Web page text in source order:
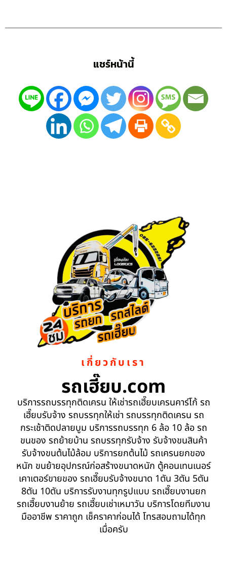
แชร์หน้านี้
เกี่ยวกับเรา
รถเฮี๊ยบ.com
บริการรถบรรทุกติดเครน ให้เช่ารถเฮี๊ยบเครนคาร์โก้ รถ
เฮี๊ยบรับจ้าง รถบรรทุกให้เช่า รถบรรทุกติดเครน รถ
กระเช้าติดปลายบูม บริการรถบรรทุก 6 ล้อ 10 ล้อ รถ
ขนของ รถย้ายบ้าน รถบรรทุกรับจ้าง รับจ้างขนสินค้า
รับจ้างขนต้นไม้ล้อม บริการยกต้นไม้ รถเครนยกของ
หนัก ขนย้ายอุปกรณ์ก่อสร้างขนาดหนัก ตู้คอนเทนเนอร์
เคาเตอร์ขายของ รถเฮี๊ยบรับจ้างขนาด 1ตัน 3ตัน 5ตัน
8ตัน 10ตัน บริการรับงานทุกรูปแบบ รถเฮี๊ยบงานยก
รถเฮี๊ยบงานย้าย รถเฮี๊ยบเช่าเหมาวัน บริการโดยทีมงาน
มืออาชีพ ราคาถูก เช็คราคาก่อนได้ โทรสอบถามได้ทุก
เมื่อครับ